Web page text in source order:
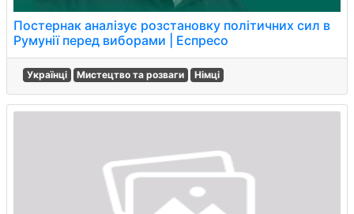
Постернак аналізує розстановку політичних сил в
Румунії перед виборами | Еспресо
Українці Мистецтво та розваги Німці